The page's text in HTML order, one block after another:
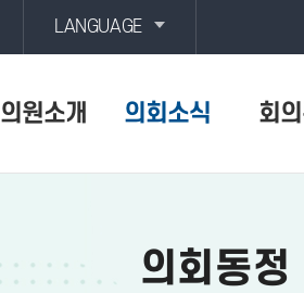
LANGUAGE
의원소개 의회소식 회
의회동정